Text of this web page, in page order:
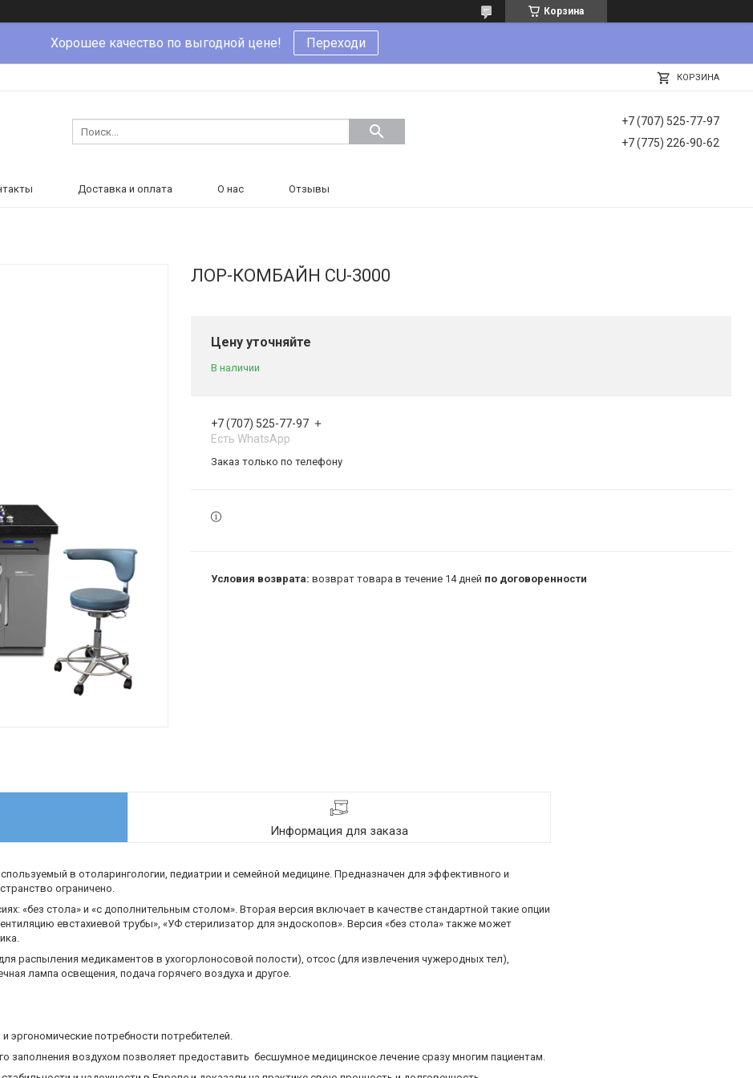
Корзина
Хорошее качество по выгодной цене! Переходи
КОРЗИНА
+7 (707) 525-77-97
+7 (775) 226-90-62
Доставка и оплата О нас Отзывы
ЛОР-КОМБАЙН CU-3000
Цену уточняйте
В наличии
+7 (707) 525-77-97
Есть WhatsApp
Заказ только по телефону
возврат товара в течение 14 дней по договоренности
Информация для заказа
в отоларингологии, педиатрии и семейной медицине. Предназначен для эффективного и
ограничено.
«без стола» и «с дополнительным столом». Вторая версия включает в качестве стандартной такие опции
евстахиевой трубы», «УФ стерилизатор для эндоскопов». Версия «без стола» также может
распыления медикаментов в ухогорлоносовой полости), отсос (для извлечения чужеродных тел),
лампа освещения, подача горячего воздуха и другое.
эргономические потребности потребителей.
воздухом позволяет предоставить бесшумное медицинское лечение сразу многим пациентам.